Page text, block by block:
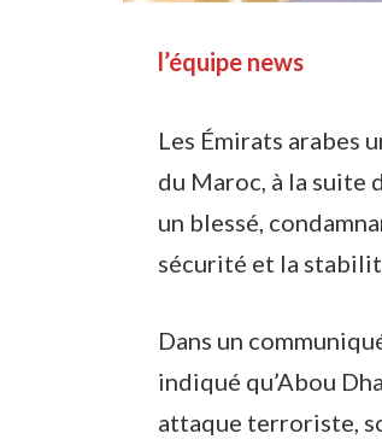
l’équipe news
Les Émirats arabes
du Maroc, à la suite
un blessé,
sécurité et la
Dans un
indiqué qu’Abou
attaque terroriste,